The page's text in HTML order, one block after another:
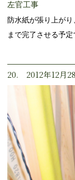
左官工事
防水紙が張り上が
まで完了させる予定
20. 2012年12月